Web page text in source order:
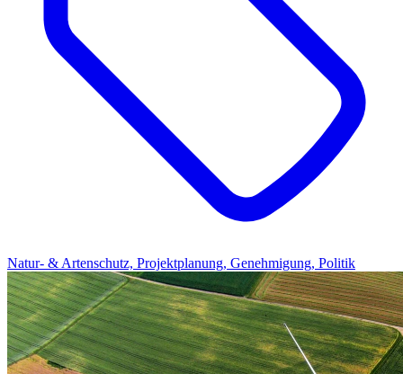
Natur- & Artenschutz, Projektplanung, Genehmigung, Politik